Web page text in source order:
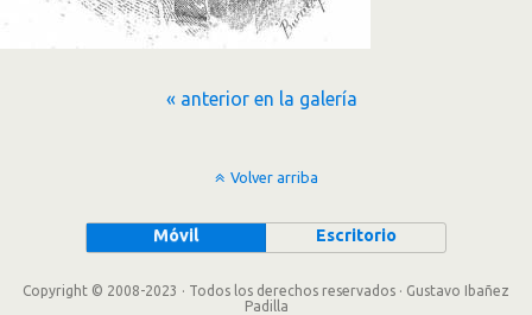
« anterior en la galería
Volver arriba
Móvil Escritorio
Copyright © 2008-2023 · Todos los derechos reservados · Gustavo Ibañez
Padilla